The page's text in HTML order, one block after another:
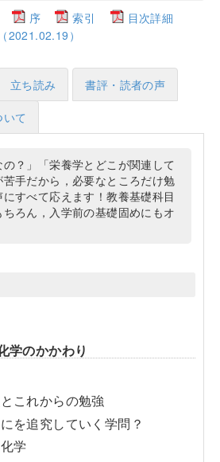
序 索引
目次詳細
2021.02.19）
立ち読み 書評・読者の声
て
の？」「栄養学とどこが関連して
手だから，必要なところだけ勉
すべて応えます！教養基礎科目
ろん，入学前の基礎固めにもオ
学のかかわり
これからの勉強
を追究していく学問？
学